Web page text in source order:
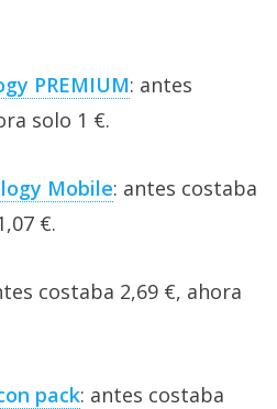
PREMIUM: antes
solo 1 €.
Mobile: antes costaba
€.
costaba 2,69 €, ahora
pack: antes costaba